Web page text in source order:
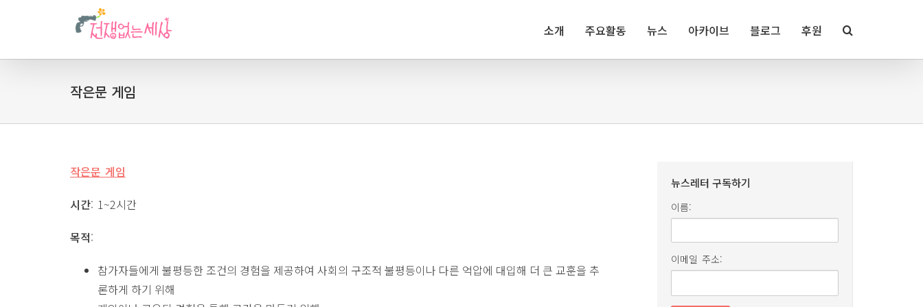
소개 주요활동 뉴스 아카이브 블로그 후원
작은문 게임
작은문 게임
시간: 1~2시간
목적:
참가자들에게 불평등한 조건의 경험을 제공하여 사회의 구조적 불평등이나 다른 억압에 대입해 더 큰 교훈을 추
론하게 하기 위해
뉴스레터 구독하기
이름:
이메일 주소: